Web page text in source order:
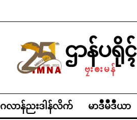
ဌာန်ပရိုၚ်
ဗၠးၜးမန်
ဂလာန်ညးဒါန်လိက် မာဒဳမဳဒဳယာ